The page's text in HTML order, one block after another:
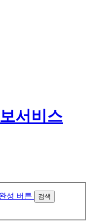
검색